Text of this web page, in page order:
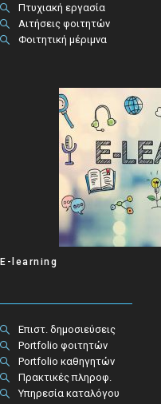
Πτυχιακή εργασία
Αιτήσεις φοιτητών
Φοιτητική μέριμνα
E-learning
Επιστ. δημοσιεύσεις
Portfolio φοιτητών
Portfolio καθηγητών
Πρακτικές πληροφ.​
Υπηρεσία καταλόγου